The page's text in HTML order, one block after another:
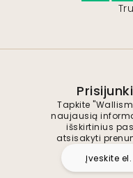
Tapkite
naujausią
išskirtinius
atsisakyti